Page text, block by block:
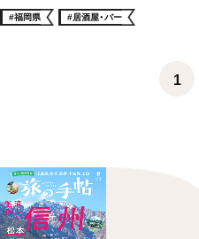
#福岡県 #居酒屋・バー
1